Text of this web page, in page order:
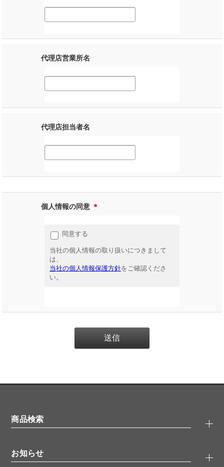
代理店営業所名
代理店担当者名
個人情報の同意 ＊
同意する
当社の個人情報の取り扱いにつきまして
は、
当社の個人情報保護方針をご確認くださ
い。
商品検索
タンパク質検索
お知らせ